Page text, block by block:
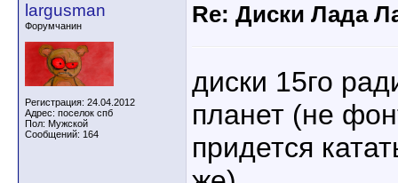
largusman
Форумчанин
Регистрация: 24.04.2012
Адрес: поселок спб
Пол: Мужской
Сообщений: 164
Re: Диски Лада
диски 15го
планет (не
придется